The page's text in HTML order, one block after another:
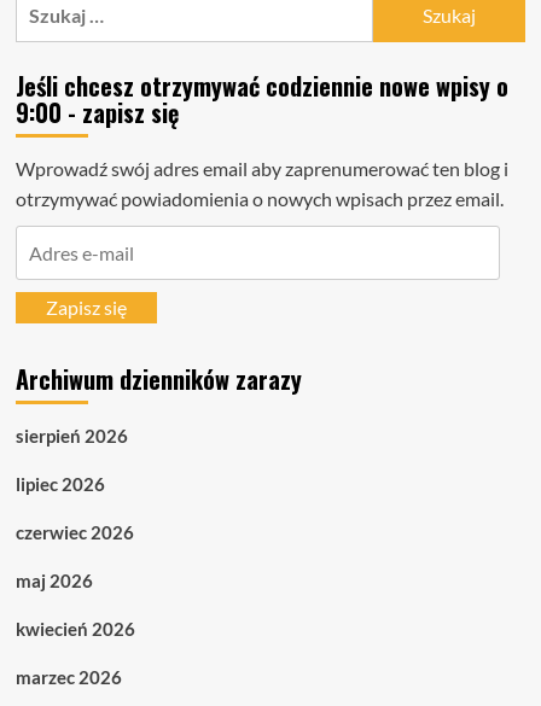
Jeśli chcesz otrzymywać codziennie nowe wpisy o
9:00 - zapisz się
Wprowadź swój adres email aby zaprenumerować ten blog i
otrzymywać powiadomienia o nowych wpisach przez email.
mailZapisz się
Archiwum dzienników zarazy
sierpień 2026
lipiec 2026
czerwiec 2026
maj 2026
kwiecień 2026
marzec 2026